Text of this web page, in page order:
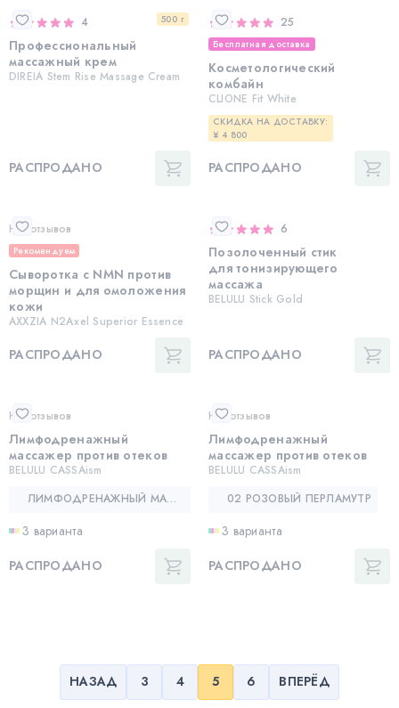
500 г
4
Профессиональный
массажный крем
DIREIA Stem Rise Massage Cream
РАСПРОДАНО
25
Бесплатная доставка
Косметологический
комбайн
CLIONE Fit White
СКИДКА НА ДОСТАВКУ:
¥ 4 800
РАСПРОДАНО
Нет отзывов
Рекомендуем
Сыворотка с NMN против
морщин и для омоложения
кожи
AXXZIA N2Axel Superior Essence
РАСПРОДАНО
6
Позолоченный стик
для тонизирующего
массажа
BELULU Stick Gold
РАСПРОДАНО
Нет отзывов
Лимфодренажный
массажер против отеков
BELULU CASSAism
ЛИМФОДРЕНАЖНЫЙ МАССАЖЕР ПРОТИВ ОТЕКОВ — BELULU CASSAISM
3 варианта
РАСПРОДАНО
Нет отзывов
Лимфодренажный
массажер против отеков
BELULU CASSAism
02 РОЗОВЫЙ ПЕРЛАМУТР
3 варианта
РАСПРОДАНО
НАЗАД 3 4 5 6 ВПЕРЁД